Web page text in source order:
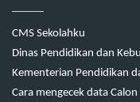
CMS Sekolahku
Dinas Pendidikan dan
Kementerian Pendidikan
Cara mengecek data